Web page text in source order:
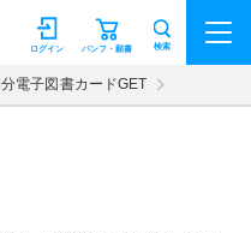
パンフ・願書
ログイン 検索
電子図書カードGET